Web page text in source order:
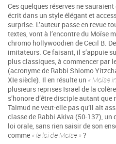
Ces quelques réserves ne
écrit dans un style élégant et
surprise. L’auteur passe en revue
textes, vont à l’encontre du Moïse
chromo hollywoodien de Cecil B.
imitateurs. Ce faisant, il s’appuie
plus classiques, à commencer par
(acronyme de Rabbi Shlomo
XIe siècle). Il en résulte un « Moïse
plusieurs reprises Israël de la
s’honore d’être disciple autant
Talmud ne veut-elle pas qu’il ait
classe de Rabbi Akiva (50-137),
loi orale, sans rien saisir de son
comme « la loi de Moïse »?